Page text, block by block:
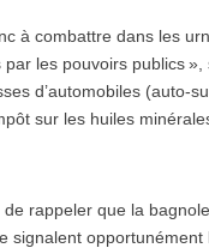
à combattre dans les
les pouvoirs publics
d’automobiles (auto-
sur les huiles
rappeler que la
signalent